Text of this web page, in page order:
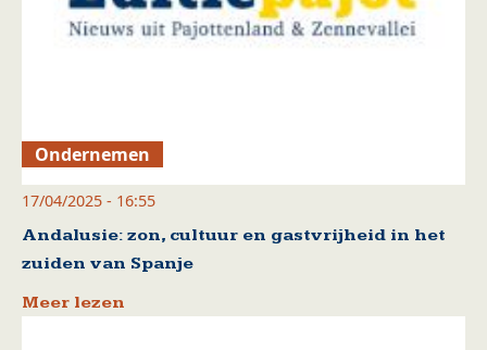
Ondernemen
17/04/2025 - 16:55
Andalusie: zon, cultuur en gastvrijheid in het
zuiden van Spanje
Meer lezen